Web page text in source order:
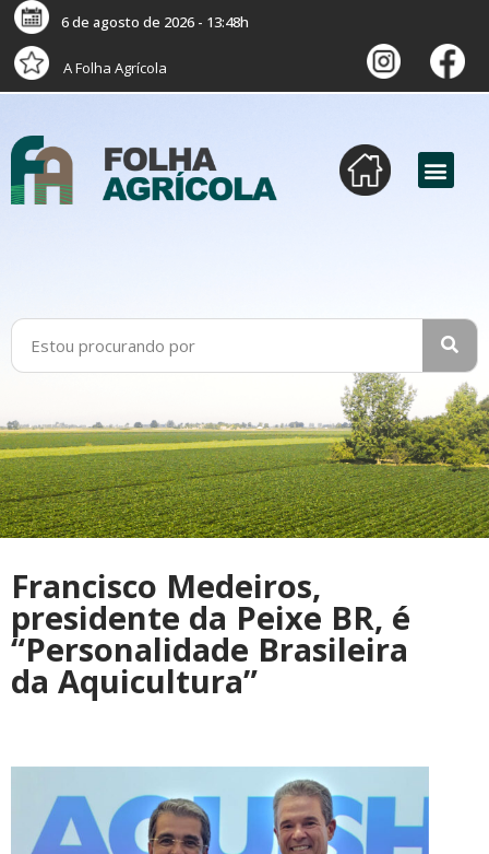
6 de agosto de 2026 - 13:48h
A Folha Agrícola
Francisco Medeiros,
presidente da Peixe BR, é
“Personalidade Brasileira
da Aquicultura”